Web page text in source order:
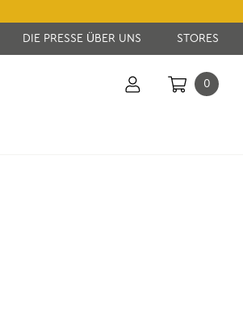
DIE PRESSE ÜBER UNS STORES
0